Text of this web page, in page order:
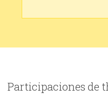
Participaciones de